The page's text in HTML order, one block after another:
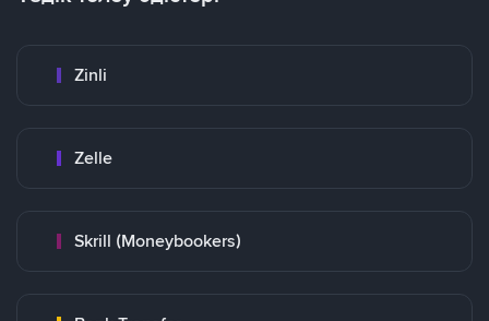
Zinli
Zelle
Skrill (Moneybookers)